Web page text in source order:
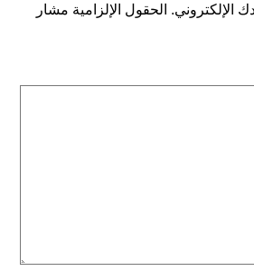
الإلكتروني. الحقول الإلزامية مشار